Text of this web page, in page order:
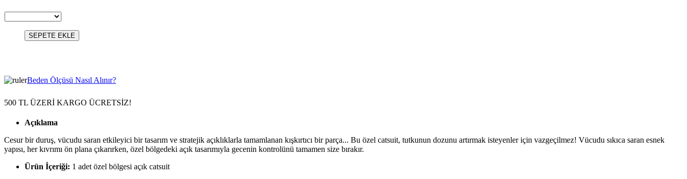
SEPETE EKLE
Beden Ölçüsü Nasıl Alınır?
500 TL ÜZERİ KARGO ÜCRETSİZ!
Açıklama
Cesur bir duruş, vücudu saran etkileyici bir tasarım ve stratejik açıklıklarla tamamlanan kışkırtıcı bir parça... Bu özel catsuit, tutkunun dozunu artırmak isteyenler için vazgeçilmez! Vücudu sıkıca saran esnek
yapısı, her kıvrımı ön plana çıkarırken, özel bölgedeki açık tasarımıyla gecenin kontrolünü tamamen size bırakır.
Ürün İçeriği: 1 adet özel bölgesi açık catsuit